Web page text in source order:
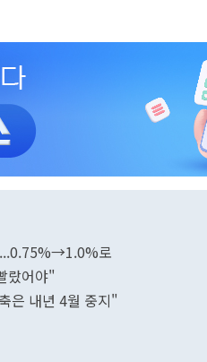
로
랐어야"
은 내년 4월 중지"